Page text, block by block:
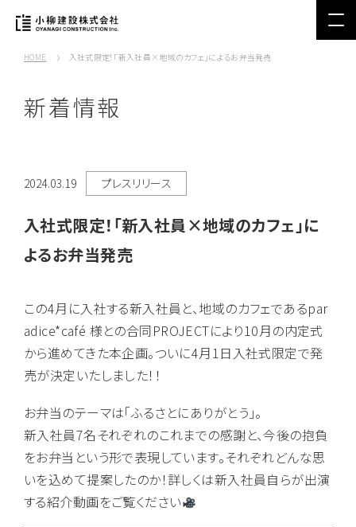
HOME 入社式限定！「新入社員×地域のカフェ」によるお弁当発売
新着情報
2024.03.19 プレスリリース
入社式限定！「新入社員×地域のカフェ」に
よるお弁当発売
この4月に入社する新入社員と、地域のカフェであるpar
adice*café 様との合同PROJECTにより10月の内定式
から進めてきた本企画。ついに4月1日入社式限定で発
売が決定いたしました！！
お弁当のテーマは「ふるさとにありがとう」。
新入社員7名それぞれのこれまでの感謝と、今後の抱負
をお弁当という形で表現しています。それぞれどんな思
いを込めて提案したのか！詳しくは新入社員自らが出演
する紹介動画をご覧ください